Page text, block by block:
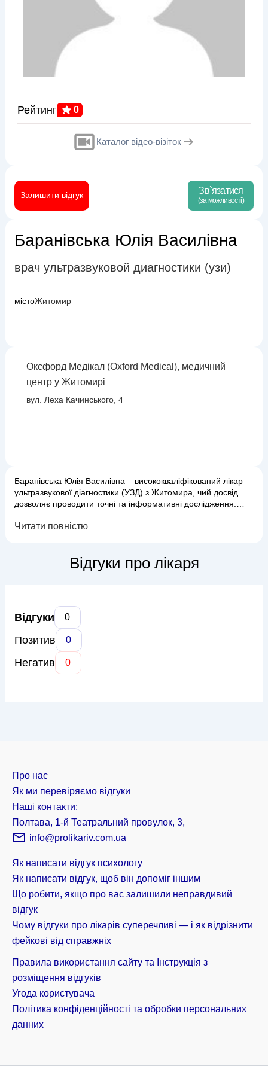
Рейтинг 0
Каталог відео-візіток
Залишити відгук Зв`язатися
(за можливості)
Баранівська Юлія Василівна
врач ультразвуковой диагностики (узи)
містоЖитомир
Оксфорд Медікал (Oxford Medical), медичний
центр у Житомирі
вул. Леха Качинського, 4
Баранівська Юлія Василівна – висококваліфікований лікар
ультразвукової діагностики (УЗД) з Житомира, чий досвід
дозволяє проводити точні та інформативні дослідження.
тканин, допомагаючи лікарям інших спеціальностей ставити
Читати повністю
Відгуки про лікаря
Відгуки 0
Позитив 0
Негатив 0
Про нас
Як ми перевіряємо відгуки
Наші контакти:
Полтава, 1-й Театральний провулок, 3,
info@prolikariv.com.ua
Як написати відгук психологу
Як написати відгук, щоб він допоміг іншим
Що робити, якщо про вас залишили неправдивий
відгук
Чому відгуки про лікарів суперечливі — і як відрізнити
фейкові від справжніх
Правила використання сайту та Інструкція з
розміщення відгуків
Угода користувача
Політика конфіденційності та обробки персональних
данних